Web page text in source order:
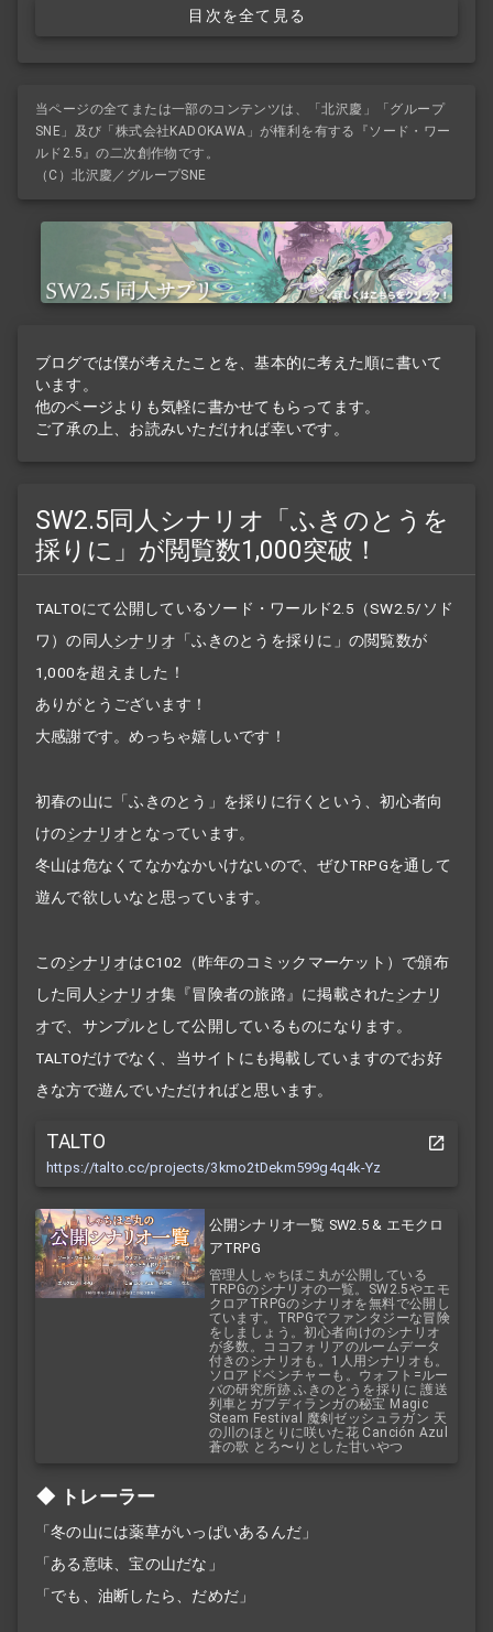
目次を全て見る
当ページの全てまたは一部のコンテンツは、「北沢慶」「グループ
SNE」及び「株式会社KADOKAWA」が権利を有する『ソード・ワー
ルド2.5』の二次創作物です。
（C）北沢慶／グループSNE
ブログでは僕が考えたことを、基本的に考えた順に書いて
います。
他のページよりも気軽に書かせてもらってます。
ご了承の上、お読みいただければ幸いです。
SW2.5同人シナリオ「ふきのとうを
採りに」が閲覧数1,000突破！
TALTOにて公開しているソード・ワールド2.5（SW2.5/ソド
ワ）の同人シナリオ 「ふきのとうを採りに」の閲覧数が
1,000を超えました！
ありがとうございます！
大感謝です。めっちゃ嬉しいです！
初春の山に「ふきのとう」を採りに行くという、初心者向
けのシナリオとなっています。
冬山は危なくてなかなかいけないので、ぜひTRPGを通して
遊んで欲しいなと思っています。
このシナリオはC102（昨年のコミックマーケット）で頒布
した同人 シナリオ集『冒険者の旅路』に掲載された シナリ
オで、サンプルとして公開しているものになります。
TALTOだけでなく、当サイトにも掲載していますのでお好
きな方で遊んでいただければと思います。
TALTO
https://talto.cc/projects/3kmo2tDekm599g4q4k-Yz
公開シナリオ一覧 SW2.5 & エモクロ
アTRPG
管理人しゃちほこ丸が公開している
TRPGのシナリオの一覧。SW2.5やエモ
クロアTRPGのシナリオを無料で公開し
ています。TRPGでファンタジーな冒険
をしましょう。初心者向けのシナリオ
が多数。ココフォリアのルームデータ
付きのシナリオも。1人用シナリオも。
ソロアドベンチャーも。ウォフト=ルー
バの研究所跡 ふきのとうを採りに 護送
列車とガブディランガの秘宝 Magic
Steam Festival 魔剣ゼッシュラガン 天
の川のほとりに咲いた花 Canción Azul
蒼の歌 とろ〜りとした甘いやつ
トレーラー
「冬の山には薬草がいっぱいあるんだ」
「ある意味、宝の山だな」
「でも、油断したら、だめだ」